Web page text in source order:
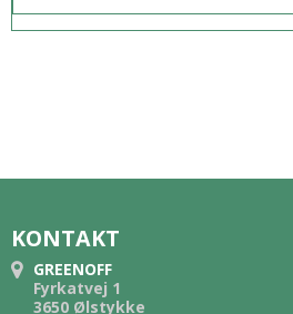
KONTAKT
GREENOFF
Fyrkatvej 1
3650 Ølstykke